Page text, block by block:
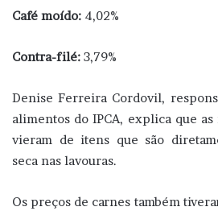
Café moído: 4,02%
Contra-filé: 3,79%
Denise Ferreira Cordovil,
alimentos do IPCA, explica que
vieram de itens que são
seca nas lavouras.
Os preços de carnes também